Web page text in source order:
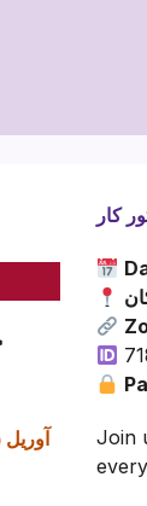
۲۴ آوریل ۲۰۲۵، ساعت ۴:۳۰ بعد از ظهر
کار
Join